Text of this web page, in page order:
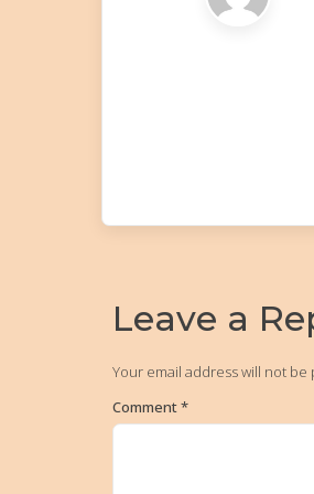
Leave a
Your email address will not be
Comment*